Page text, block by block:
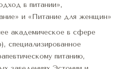
в питании»,
и «Питание для женщин»
академическое в сфере
специализированное
питанию,